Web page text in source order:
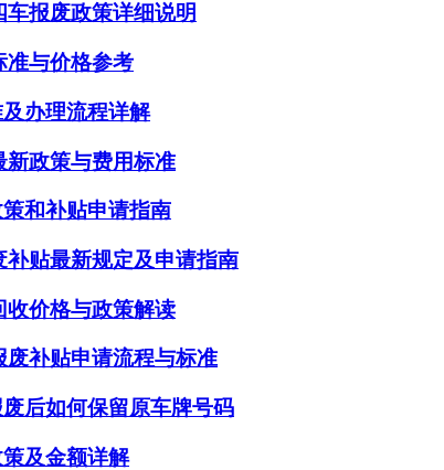
报废政策详细说明
准与价格参考
办理流程详解
新政策与费用标准
和补贴申请指南
补贴最新规定及申请指南
收价格与政策解读
废补贴申请流程与标准
后如何保留原车牌号码
及金额详解